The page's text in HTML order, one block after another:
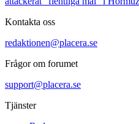
Kontakta oss
redaktionen@placera.se
Frågor om forumet
support@placera.se
Tjänster